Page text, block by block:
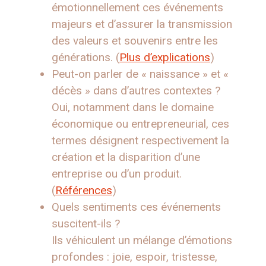
émotionnellement ces événements
majeurs et d’assurer la transmission
des valeurs et souvenirs entre les
générations. (Plus d’explications)
Peut-on parler de « naissance » et «
décès » dans d’autres contextes ?
Oui, notamment dans le domaine
économique ou entrepreneurial, ces
termes désignent respectivement la
création et la disparition d’une
entreprise ou d’un produit.
(Références)
Quels sentiments ces événements
suscitent-ils ?
Ils véhiculent un mélange d’émotions
profondes : joie, espoir, tristesse,